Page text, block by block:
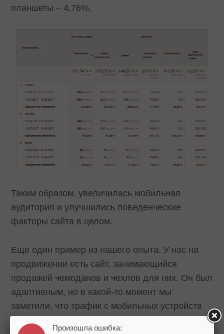
планшеты – 4,76%.
Таким образом, увеличилась мобильная
аудитория и улучшились поведенческие
факторы сайта в целом.
Еще один пример из нашего опыта. У нас на
продвижении есть сайт, занимающийся
продажей чемоданов и чехлов для них. Он был
адаптивным, но в какой-то момент мы
заметили, что трафик с мобильных устройств
Произошла ошибка: